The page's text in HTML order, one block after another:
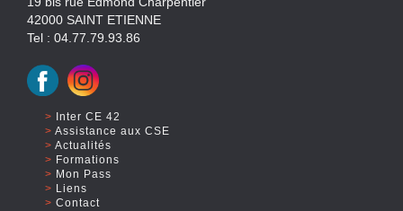
42000 SAINT ETIENNE
Tel : 04.77.79.93.86
Inter CE 42
Assistance aux CSE
Actualités
Formations
Mon Pass
Liens
Contact